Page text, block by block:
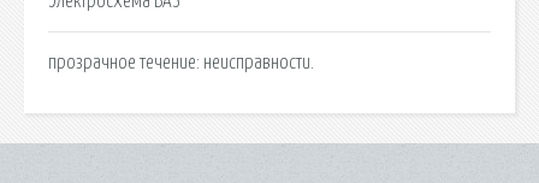
прозрачное течение: неисправности.